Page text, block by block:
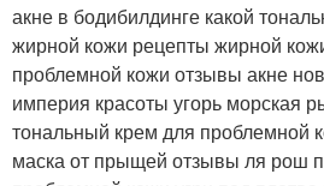
акне в бодибилдинге какой
жирной кожи рецепты жирной
проблемной кожи отзывы акне
империя красоты угорь морская
тональный крем для проблемной
маска от прыщей отзывы ля рош